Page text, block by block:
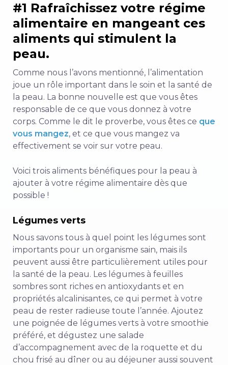
#1 Rafraîchissez votre régime
alimentaire en mangeant ces
aliments qui stimulent la
peau.
Comme nous l’avons mentionné, l’alimentation
joue un rôle important dans le soin et la santé de
la peau. La bonne nouvelle est que vous êtes
responsable de ce que vous donnez à votre
corps. Comme le dit le proverbe, vous êtes ce que
vous mangez, et ce que vous mangez va
effectivement se voir sur votre peau.
Voici trois aliments bénéfiques pour la peau à
ajouter à votre régime alimentaire dès que
possible !
Légumes verts
Nous savons tous à quel point les légumes sont
importants pour un organisme sain, mais ils
peuvent aussi être particulièrement utiles pour
la santé de la peau. Les légumes à feuilles
sombres sont riches en antioxydants et en
propriétés alcalinisantes, ce qui permet à votre
peau de rester radieuse toute l’année. Ajoutez
une poignée de légumes verts à votre smoothie
préféré, et dégustez une salade
d’accompagnement avec de la roquette et du
chou frisé au dîner ou au déjeuner aussi souvent